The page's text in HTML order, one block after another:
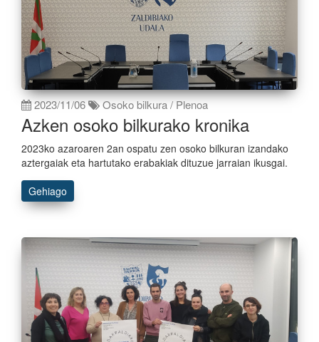
2023/11/06 Osoko bilkura / Plenoa
Azken osoko bilkurako kronika
2023ko azaroaren 2an ospatu zen osoko bilkuran izandako
aztergaiak eta hartutako erabakiak dituzue jarraian ikusgai.
Gehiago